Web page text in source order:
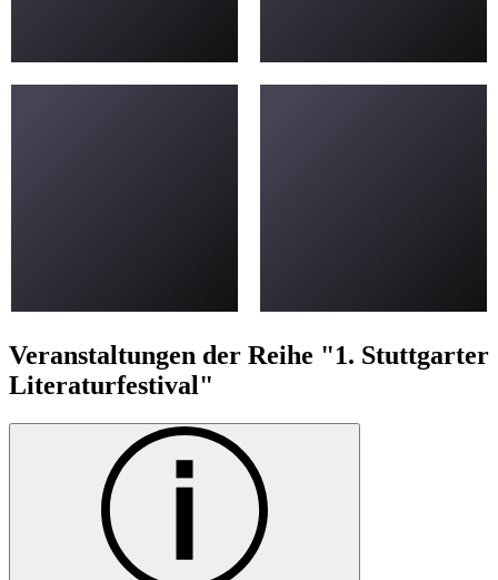
Veranstaltungen der Reihe "1. Stuttgarter
Literaturfestival"